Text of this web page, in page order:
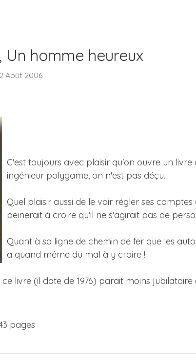
Un homme heureux
Août 2006
C'est toujours avec plaisir qu'on ouvre un
ingénieur polygame, on n'est pas déçu.
Quel plaisir aussi de le voir régler ses
peinerait à croire qu'il ne s'agirait pas de
Quant à sa ligne de chemin de fer que les
a quand même du mal à y croire !
livre (il date de 1976) parait moins jubilatoire
pages